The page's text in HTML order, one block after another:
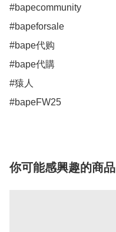
#bapecommunity
#bapeforsale
#bape代购
#bape代購
#猿人
#bapeFW25
你可能感興趣的商品